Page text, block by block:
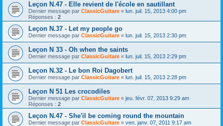
Leçon N.47 - Elle revient de l'école en sautillant
Dernier message par ClassicGuitare « lun. juil. 15, 2013 4:00 pm
Réponses : 2
Leçon N.37 - Let my people go
Dernier message par ClassicGuitare « lun. juil. 15, 2013 2:30 pm
Leçon N 33 - Oh when the saints
Dernier message par ClassicGuitare « lun. juil. 15, 2013 2:29 pm
Leçon N.32 - Le bon Roi Dagobert
Dernier message par ClassicGuitare « lun. juil. 15, 2013 2:28 pm
Leçon N 51 Les crocodiles
Dernier message par ClassicGuitare « jeu. févr. 07, 2013 9:29 am
Réponses : 2
Leçon N.47 - She'il be coming round the mountain
Dernier message par ClassicGuitare « ven. janv. 07, 2011 9:17 am